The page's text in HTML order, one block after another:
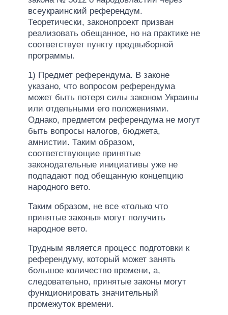
всеукраинский референдум.
Теоретически, законопроект призван
реализовать обещанное, но на практике не
соответствует пункту предвыборной
программы.
1) Предмет референдума. В законе
указано, что вопросом референдума
может быть потеря силы законом Украины
или отдельными его положениями.
Однако, предметом референдума не могут
быть вопросы налогов, бюджета,
амнистии. Таким образом,
соответствующие принятые
законодательные инициативы уже не
подпадают под обещанную концепцию
народного вето.
Таким образом, не все «только что
принятые законы» могут получить
народное вето.
Трудным является процесс подготовки к
референдуму, который может занять
большое количество времени, а,
следовательно, принятые законы могут
функционировать значительный
промежуток времени.